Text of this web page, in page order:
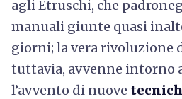
agli Etruschi, che
manuali giunte quasi
giorni; la vera rivoluzione
tuttavia, avvenne intorno
l’avvento di nuove